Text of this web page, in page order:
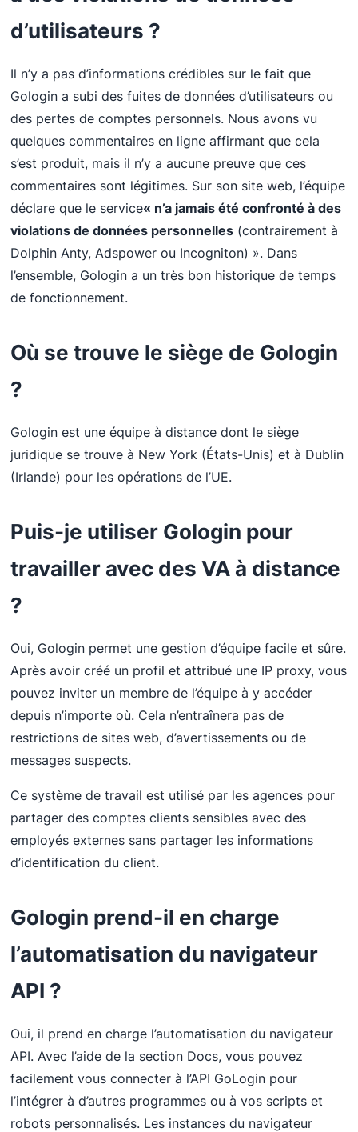
d’utilisateurs ?
Il n’y a pas d’informations crédibles sur le fait que
Gologin a subi des fuites de données d’utilisateurs ou
des pertes de comptes personnels. Nous avons vu
quelques commentaires en ligne affirmant que cela
s’est produit, mais il n’y a aucune preuve que ces
commentaires sont légitimes. Sur son site web, l’équipe
déclare que le service« n’a jamais été confronté à des
violations de données personnelles (contrairement à
Dolphin Anty, Adspower ou Incogniton) ». Dans
l’ensemble, Gologin a un très bon historique de temps
de fonctionnement.
Où se trouve le siège de Gologin
?
Gologin est une équipe à distance dont le siège
juridique se trouve à New York (États-Unis) et à Dublin
(Irlande) pour les opérations de l’UE.
Puis-je utiliser Gologin pour
travailler avec des VA à distance
?
Oui, Gologin permet une gestion d’équipe facile et sûre.
Après avoir créé un profil et attribué une IP proxy, vous
pouvez inviter un membre de l’équipe à y accéder
depuis n’importe où. Cela n’entraînera pas de
restrictions de sites web, d’avertissements ou de
messages suspects.
Ce système de travail est utilisé par les agences pour
partager des comptes clients sensibles avec des
employés externes sans partager les informations
d’identification du client.
Gologin prend-il en charge
l’automatisation du navigateur
API ?
Oui, il prend en charge l’automatisation du navigateur
API. Avec l’aide de la section Docs, vous pouvez
facilement vous connecter à l’API GoLogin pour
l’intégrer à d’autres programmes ou à vos scripts et
robots personnalisés. Les instances du navigateur